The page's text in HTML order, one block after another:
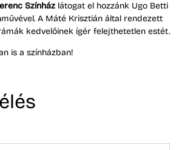
Színház látogat el hozzánk Ugo Betti
A Máté Krisztián által rendezett
kedvelőinek ígér felejthetetlen estét.
is a színházban!